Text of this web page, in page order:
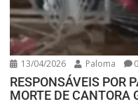
13/04/2026 Paloma 0
RESPONSÁVEIS POR
MORTE DE CANTORA